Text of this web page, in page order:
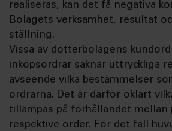
realiseras, kan det få negativa
Bolagets verksamhet, resultat
ställning.
Vissa av dotterbolagens
inköpsordrar saknar uttryckliga
avseende vilka bestämmelser
ordrarna. Det är därför oklart
tillämpas på förhållandet mellan
respektive order. För det fall